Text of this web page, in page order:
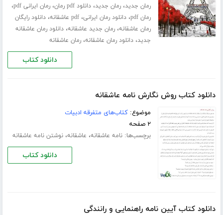
رمان جدید،رمان جدید،دانلود pdf رمان ،رمان ایرانی pdf ،
رمان pdf ،دانلود رمان ایرانی،pdf عاشقانه ،دانلود رایگان
رمان عاشقانه،رمان جدید عاشقانه،دانلود رمان عاشقانه
جدید،دانلود رمان عاشقانه،رمان عاشقانه
دانلود کتاب
دانلود کتاب روش نگارش نامه عاشقانه
موضوع:کتاب‌های متفرقه ادبیات
۲ صفحه
برچسب‌ها:نامه عاشقانه، عاشقانه،نوشتن نامه عاشقانه
دانلود کتاب
دانلود کتاب آیین نامه راهنمایی و رانندگی